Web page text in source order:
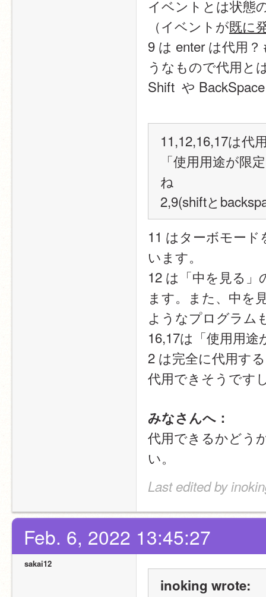
イベントとは状態
（イベントが既に
9 は enter は代用
うなもので代用と
Shift  や
11,12,16,17は代
「使用用途が限
ね
2,9(shiftと
11 はターボモー
います。
12 は「中を見る
ます。また、中を
ようなプログラム
16,17は「使用用
2 は完全に代用す
代用できそうです
みなさんへ：
代用できるかどう
い。
Last edited by
Feb. 6, 2022 13:45:27
sakai12
inoking wrote: